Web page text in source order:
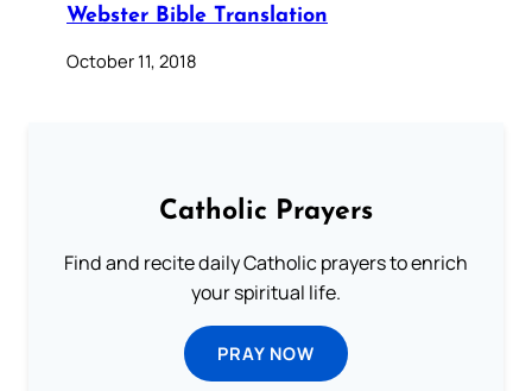
Webster Bible Translation
October 11, 2018
Catholic Prayers
Find and recite daily Catholic prayers to enrich
your spiritual life.
PRAY NOW